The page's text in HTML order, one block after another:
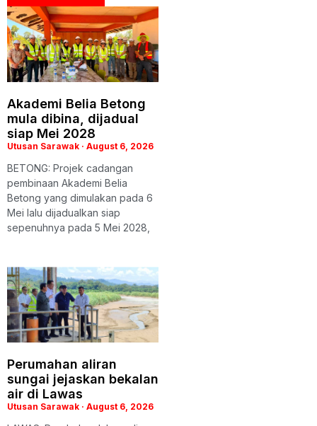
Akademi Belia Betong
mula dibina, dijadual
siap Mei 2028
Utusan Sarawak August 6, 2026
BETONG: Projek cadangan
pembinaan Akademi Belia
Betong yang dimulakan pada 6
Mei lalu dijadualkan siap
sepenuhnya pada 5 Mei 2028,
Perumahan aliran
sungai jejaskan bekalan
air di Lawas
Utusan Sarawak August 6, 2026